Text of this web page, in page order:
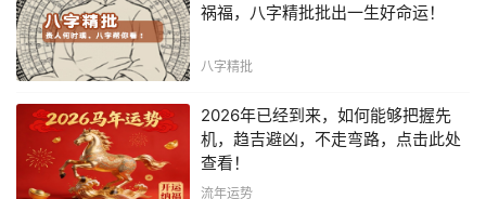
祸福，八字精批批出一生好命运！
八字精批
2026年已经到来，如何能够把握先
机，趋吉避凶，不走弯路，点击此处
查看！
流年运势